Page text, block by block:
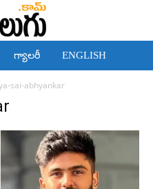
గ్యాలరీ ENGLISH
sai-abhyankar